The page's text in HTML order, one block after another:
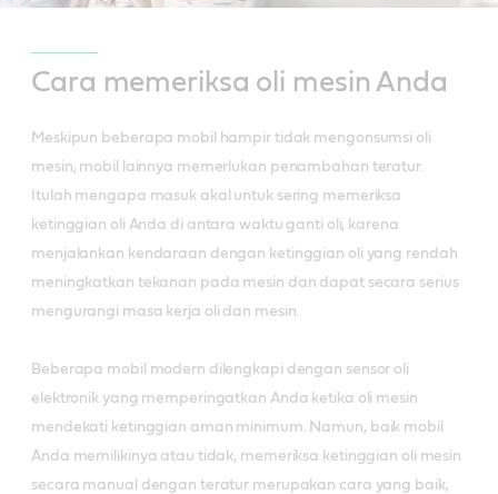
Cara memeriksa oli mesin Anda
Meskipun beberapa mobil hampir tidak mengonsumsi oli
mesin, mobil lainnya memerlukan penambahan teratur.
Itulah mengapa masuk akal untuk sering memeriksa
ketinggian oli Anda di antara waktu ganti oli, karena
menjalankan kendaraan dengan ketinggian oli yang rendah
meningkatkan tekanan pada mesin dan dapat secara serius
mengurangi masa kerja oli dan mesin.
Beberapa mobil modern dilengkapi dengan sensor oli
elektronik yang memperingatkan Anda ketika oli mesin
mendekati ketinggian aman minimum. Namun, baik mobil
Anda memilikinya atau tidak, memeriksa ketinggian oli mesin
secara manual dengan teratur merupakan cara yang baik,